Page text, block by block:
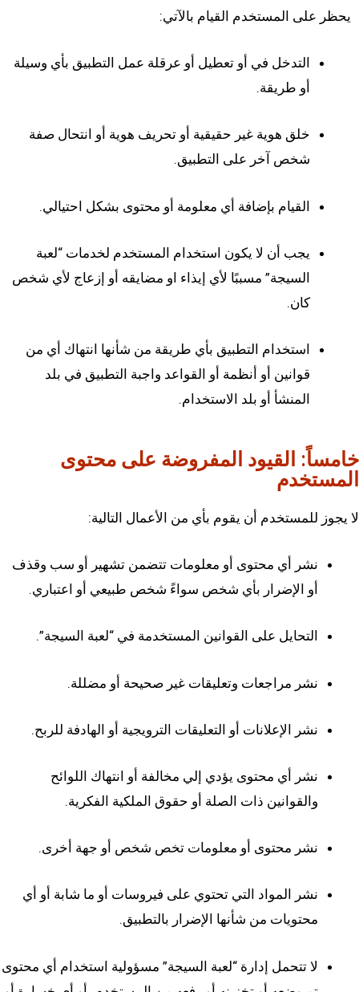
يحظر على المستخدم القيام بالآتي:
التدخل في أو تعطيل أو عرقلة عمل التطبيق بأي وسيلة
أو طريقة.
خلق هوية غير حقيقية أو تحريف هوية أو انتحال صفة
شخص آخر على التطبيق.
القيام بإضافة أي معلومة أو محتوى بشكل احتيالي.
يجب أن لا يكون استخدام المستخدم لخدمات “لعبة
السيجة” مسببًا لأي إيذاء او مضايقه أو إزعاج لأي شخص
كان.
استخدام التطبيق بأي طريقة من شأنها انتهاك أي من
قوانين أو أنظمة أو القواعد واجبة التطبيق في بلد
المنشأ أو بلد الاستخدام.
خامساً: القيود المفروضة على محتوى
المستخدم
لا يجوز للمستخدم أن يقوم بأي من الأعمال التالية:
نشر أي محتوى أو معلومات تتضمن تشهير أو سب وقذف
أو الإضرار بأي شخص سواءً شخص طبيعي أو اعتباري.
التحايل على القوانين المستخدمة في “لعبة السيجة”.
نشر مراجعات وتعليقات غير صحيحة أو مضللة.
نشر الإعلانات أو التعليقات الترويجية أو الهادفة للربح.
نشر أي محتوى يؤدي إلي مخالفة أو انتهاك اللوائح
والقوانين ذات الصلة أو حقوق الملكية الفكرية.
نشر محتوى أو معلومات تخص شخص أو جهة أخرى.
نشر المواد التي تحتوي على فيروسات أو ما شابة أو أي
محتويات من شأنها الإضرار بالتطبيق.
لا تتحمل إدارة “لعبة السيجة” مسؤولية استخدام أي محتوى